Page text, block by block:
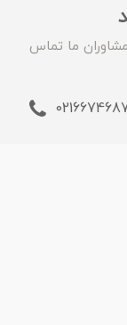
ما تماس